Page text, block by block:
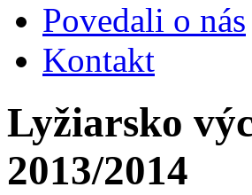
Povedali o nás
Kontakt
Lyžiarsko
2013/2014